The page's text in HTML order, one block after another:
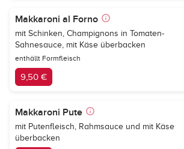
Makkaroni al Forno
mit Schinken, Champignons in Tomaten-
Sahnesauce, mit Käse überbacken
enthällt Formfleisch
9,50 €
Makkaroni Pute
mit Putenfleisch, Rahmsauce und mit Käse
überbacken